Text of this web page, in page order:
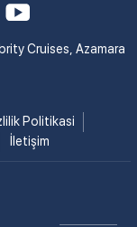
Cruises, Azamara
Politikasi
İletişim